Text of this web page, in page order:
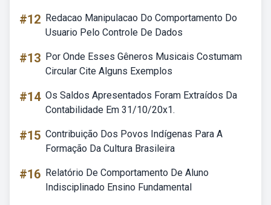
#12 Redacao Manipulacao Do Comportamento Do
Usuario Pelo Controle De Dados
#13 Por Onde Esses Gêneros Musicais Costumam
Circular Cite Alguns Exemplos
#14 Os Saldos Apresentados Foram Extraídos Da
Contabilidade Em 31/10/20x1.
#15 Contribuição Dos Povos Indígenas Para A
Formação Da Cultura Brasileira
#16 Relatório De Comportamento De Aluno
Indisciplinado Ensino Fundamental